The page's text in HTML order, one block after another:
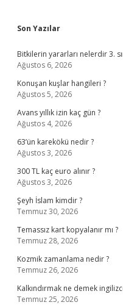
Sidebar
Son Yazılar
Bitkilerin yararları nelerdir 3.
Ağustos 6, 2026
Konuşan kuşlar hangileri ?
Ağustos 5, 2026
Avans yıllık izin kaç gün ?
Ağustos 4, 2026
63’ün karekökü nedir ?
Ağustos 3, 2026
300 TL kaç euro alınır ?
Ağustos 3, 2026
Şeyh İslam kimdir ?
Temmuz 30, 2026
Temassız kart kopyalanır mı ?
Temmuz 28, 2026
Kozmik zamanlama nedir ?
Temmuz 26, 2026
Kalkındırmak ne demek
Temmuz 25, 2026